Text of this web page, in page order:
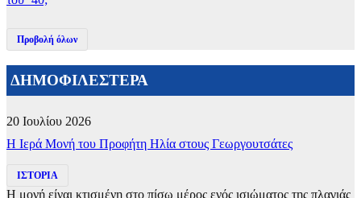
Προβολή όλων
ΔΗΜΟΦΙΛΕΣΤΕΡΑ
20 Ιουλίου 2026
​Η Ιερά Μονή του Προφήτη Ηλία στους Γεωργουτσάτες
ΙΣΤΟΡΙΑ
Η μονή είναι κτισμένη στο πίσω μέρος ενός ισιώματος της πλαγιάς